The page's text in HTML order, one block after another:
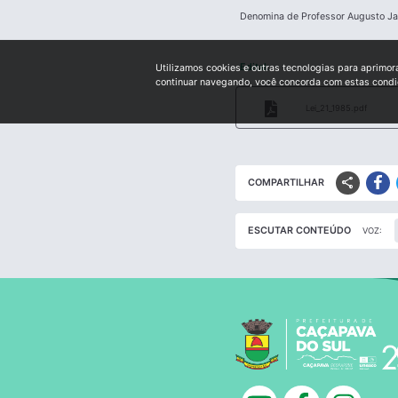
Denomina de Professor Augusto
Edital:
Lei_21_1985.pdf
COMPARTILHAR share
ESCUTAR CONTEÚDO VOZ:
Utilizamos cookies e outras tecnologias para
continuar navegando, você concorda com estas